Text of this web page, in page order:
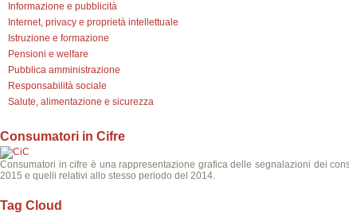
Informazione e pubblicità
Internet, privacy e proprietà intellettuale
Istruzione e formazione
Pensioni e welfare
Pubblica amministrazione
Responsabilità sociale
Salute, alimentazione e sicurezza
Consumatori in Cifre
Consumatori in cifre è una rappresentazione grafica delle segnalazioni dei
2015 e quelli relativi allo stesso periodo del 2014.
Tag Cloud